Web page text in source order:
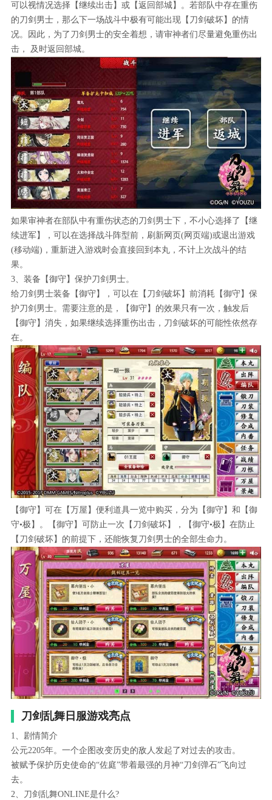
可以视情况选择【继续出击】或【返回部城】。若部队中存在重伤
的刀剑男士，那么下一场战斗中极有可能出现【刀剑破坏】的情
况。因此，为了刀剑男士的安全着想，请审神者们尽量避免重伤出
击， 及时返回部城。
如果审神者在部队中有重伤状态的刀剑男士下，不小心选择了【继
续进军】，可以在选择战斗阵型前，刷新网页(网页端)或退出游戏
(移动端)，重新进入游戏时会直接回到本丸，不计上次战斗的结
果。
3、装备【御守】保护刀剑男士。
给刀剑男士装备【御守】，可以在【刀剑破坏】前消耗【御守】保
护刀剑男士。需要注意的是，【御守】的效果只有一次，触发后
【御守】消失，如果继续选择重伤出击，刀剑破坏的可能性依然存
在。
【御守】可在【万屋】便利道具一览中购买，分为【御守】和【御
守•极】。【御守】可防止一次【刀剑破坏】，【御守•极】在防止
【刀剑破坏】的前提下，还能恢复刀剑男士的全部生命力。
刀剑乱舞日服游戏亮点
1、剧情简介
公元2205年。一个企图改变历史的敌人发起了对过去的攻击。
被赋予保护历史使命的“佐庭”带着最强的月神“刀剑弹石”飞向过
去。
2、刀剑乱舞ONLINE是什么?